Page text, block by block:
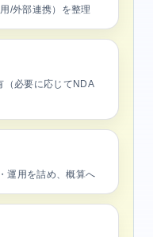
/外部連携）を整理
（必要に応じてNDA
運用を詰め、概算へ